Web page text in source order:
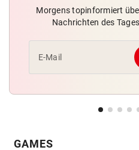
Morgens topinformiert
Nachrichten des Tages
E-Mail
GAMES